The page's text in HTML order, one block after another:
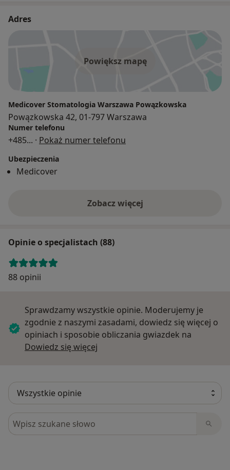
Adres
Powiększ mapę
Medicover Stomatologia Warszawa Powązkowska
Powązkowska 42, 01-797 Warszawa
Numer telefonu
+485... · Pokaż numer telefonu
Ubezpieczenia
Medicover
Zobacz więcej
Opinie o specjalistach (88)
88 opinii
Sprawdzamy wszystkie opinie. Moderujemy je
zgodnie z naszymi zasadami, dowiedz się więcej o
opiniach i sposobie obliczania gwiazdek na
Dowiedz się więcej
Szukaj w opiniach